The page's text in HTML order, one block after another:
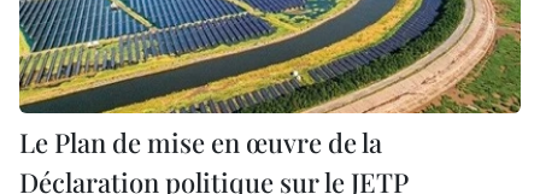
Le Plan de mise en œuvre de la
Déclaration politique sur le JETP